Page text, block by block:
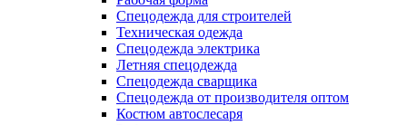
Спецодежда для строителей
Техническая одежда
Спецодежда электрика
Летняя спецодежда
Спецодежда сварщика
Спецодежда от производителя оптом
Костюм автослесаря